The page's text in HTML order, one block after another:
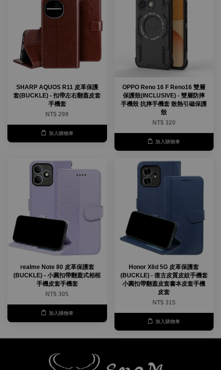
SHARP AQUOS R11 皮革保護
套(BUCKLE) - 扣帶左右翻蓋皮套
手機套
NT$ 299
加入購物車
OPPO Reno 16 F Reno16 雙層
保護殼(INCLUSIVE) - 雙層防摔
手機殼 抗摔手機套 散熱引磁保護
殼
NT$ 320
加入購物車
realme Note 80 皮革保護套
(BUCKLE) - 小圓扣帶翻蓋式相框
手機皮套手機套
NT$ 305
加入購物車
Honor X6d 5G 皮革保護套
(BUCKLE) - 復古皮質皮紋手機套
小圓扣帶翻蓋皮套書本皮套手機
皮套
NT$ 315
加入購物車